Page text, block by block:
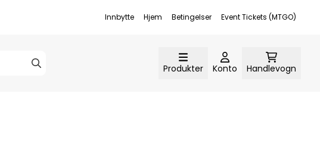
Innbytte Hjem Betingelser Event Tickets (MTGO)
Produkter Konto Handlevogn